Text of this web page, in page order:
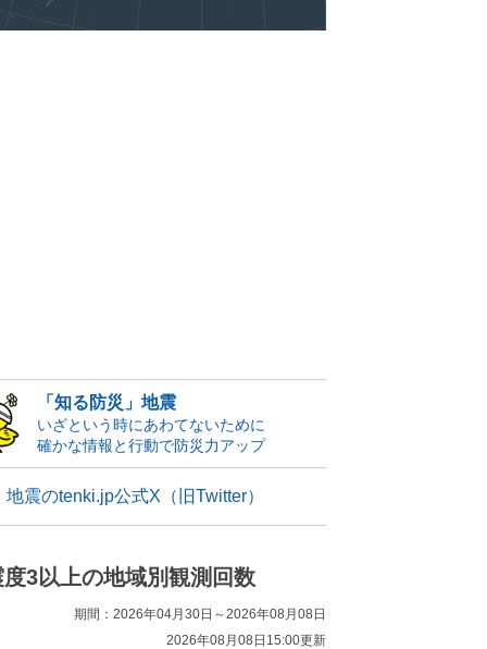
「知る防災」地震
いざという時にあわてないために
確かな情報と行動で防災力アップ
地震のtenki.jp公式X（旧Twitter）
度3以上の地域別観測回数
期間：2026年04月30日～2026年08月08日
2026年08月08日15:00更新